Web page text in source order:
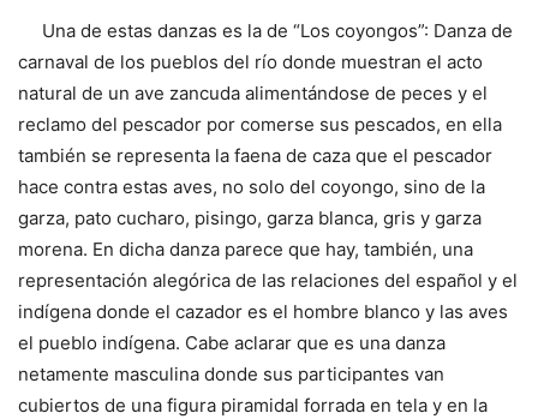
Una de estas danzas es la de “Los coyongos”: Danza de
carnaval de los pueblos del río donde muestran el acto
natural de un ave zancuda alimentándose de peces y el
reclamo del pescador por comerse sus pescados, en ella
también se representa la faena de caza que el pescador
hace contra estas aves, no solo del coyongo, sino de la
garza, pato cucharo, pisingo, garza blanca, gris y garza
morena. En dicha danza parece que hay, también, una
representación alegórica de las relaciones del español y el
indígena donde el cazador es el hombre blanco y las aves
el pueblo indígena. Cabe aclarar que es una danza
netamente masculina donde sus participantes van
cubiertos de una figura piramidal forrada en tela y en la